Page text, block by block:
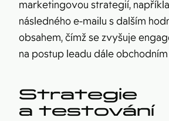
marketingovou strategií,
následného e-mailu s dalším
obsahem, čímž se zvyšuje
na postup leadu dále
Strategie
a testování